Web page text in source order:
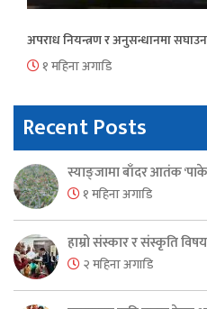
अपराध नियन्त्रण र अनुसन्धानमा
१ महिना अगाडि
Recent Posts
स्याङ्जामा बाँदर आतंक
१ महिना अगाडि
हाम्रो संस्कार र संस्कृति
२ महिना अगाडि